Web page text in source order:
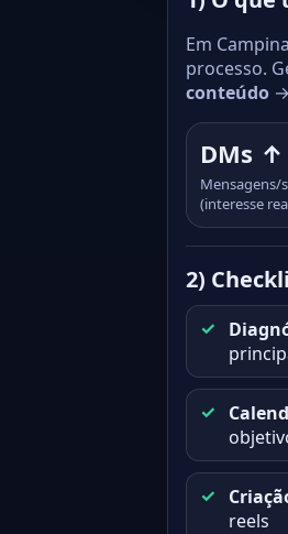
Em
processo.
conteúdo →
DMs ↑
Mensagens/
(interesse
2)
reels